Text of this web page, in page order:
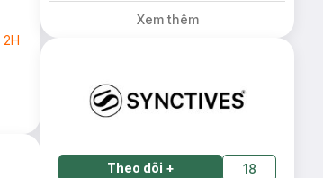
2H
Xem thêm
Theo dõi + 18